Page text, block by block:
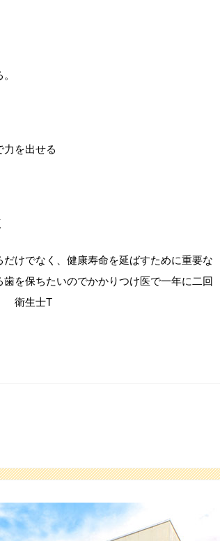
力を出せる
けでなく、健康寿命を延ばすために重要な
を保ちたいのでかかりつけ医で一年に二回
生士T